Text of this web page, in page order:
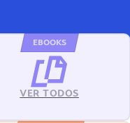
EBOOKS
VER TODOS